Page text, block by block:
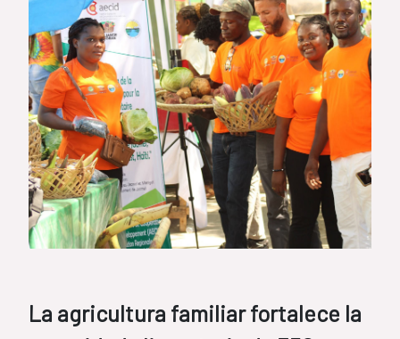
La agricultura familiar fortalece la